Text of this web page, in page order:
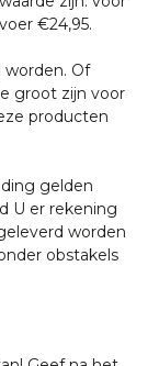
€24,95.
worden. Of
groot zijn voor
producten
gelden
U er rekening
worden
obstakels